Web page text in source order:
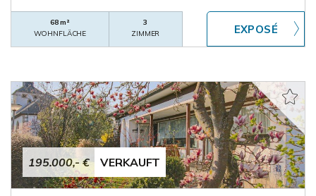
68 m²
WOHNFLÄCHE
3
ZIMMER
195.000,- € VERKAUFT